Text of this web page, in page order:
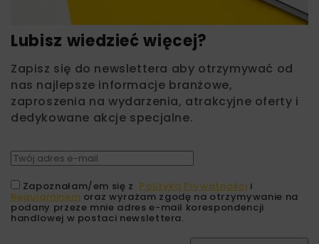
Lubisz wiedzieć więcej?
Zapisz się do newslettera aby otrzymywać od
nas najlepsze informacje branżowe,
zaproszenia na wydarzenia, atrakcyjne oferty i
dedykowane akcje specjalne.
Zapoznałam/em się z Polityką Prywatności i
Regulaminem oraz wyrażam zgodę na otrzymywanie na
podany przeze mnie adres e-mail korespondencji
handlowej w postaci newslettera.